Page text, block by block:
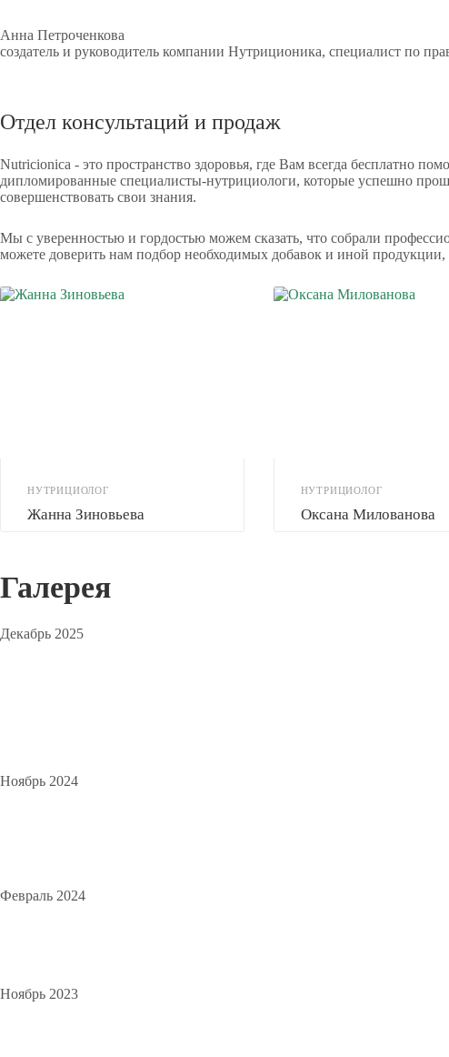
Анна Петроченкова
создатель и руководитель компании Нутриционика, специалист по
Отдел консультаций и продаж
Nutricionica - это пространство здоровья, где Вам всегда бесплатно
дипломированные специалисты-нутрициологи, которые успешно
совершенствовать свои знания.
Мы с уверенностью и гордостью можем сказать, что собрали
можете доверить нам подбор необходимых добавок и иной
НУТРИЦИОЛОГ
Жанна Зиновьева
НУТРИЦИОЛОГ
Оксана Милованова
Галерея
Декабрь 2025
Ноябрь 2024
Февраль 2024
Ноябрь 2023